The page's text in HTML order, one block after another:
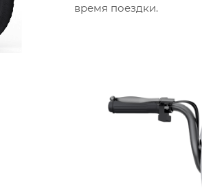
время поездки.